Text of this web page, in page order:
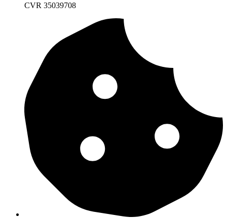
CVR 35039708